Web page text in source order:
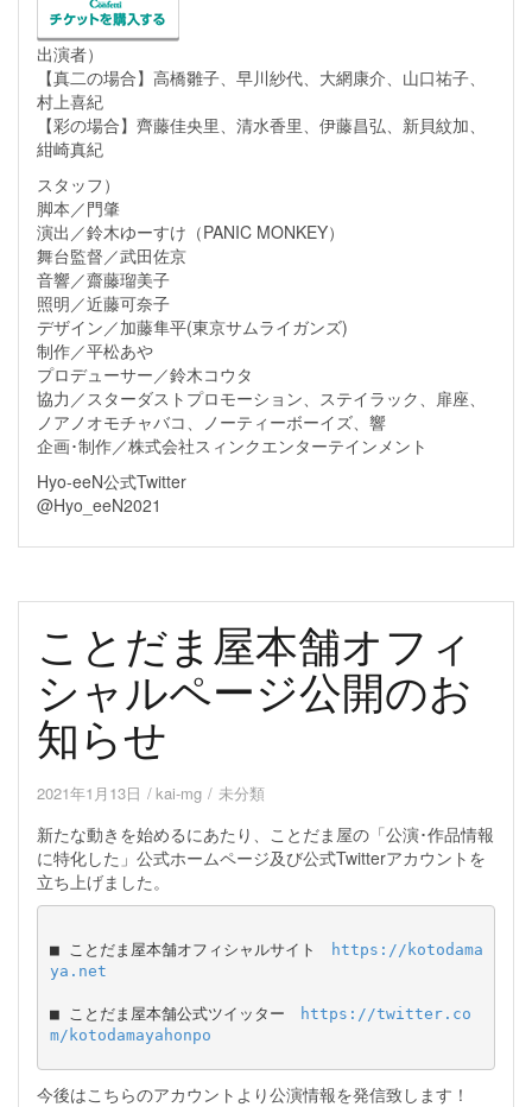
出演者）
【真二の場合】高橋雛子、早川紗代、大網康介、山口祐子、
村上喜紀
【彩の場合】齊藤佳央里、清水香里、伊藤昌弘、新貝紋加、
紺崎真紀
スタッフ）
脚本／門肇
演出／鈴木ゆーすけ（PANIC MONKEY）
舞台監督／武田佐京
音響／齋藤瑠美子
照明／近藤可奈子
デザイン／加藤隼平(東京サムライガンズ)
制作／平松あや
プロデューサー／鈴木コウタ
協力／スターダストプロモーション、ステイラック、扉座、
ノアノオモチャバコ、ノーティーボーイズ、響
企画･制作／株式会社スィンクエンターテインメント
Hyo-eeN公式Twitter
@Hyo_eeN2021
ことだま屋本舗オフィ
シャルページ公開のお
知らせ
2021年1月13日 kai-mg 未分類
新たな動きを始めるにあたり、ことだま屋の「公演･作品情報
に特化した」公式ホームページ及び公式Twitterアカウントを
立ち上げました。
■ ことだま屋本舗オフィシャルサイト
https://kotodama
ya.net
■ ことだま屋本舗公式ツイッター
https://twitter.co
m/kotodamayahonpo
今後はこちらのアカウントより公演情報を発信致します！